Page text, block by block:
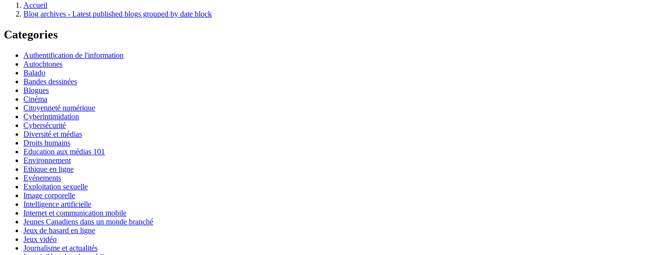
Accueil
Blog archives - Latest published blogs grouped by date block
Categories
Authentification de l'information
Autochtones
Balado
Bandes dessinées
Blogues
Cinéma
Citoyenneté numérique
Cyberintimidation
Cybersécurité
Diversité et médias
Droits humains
Education aux médias 101
Environnement
Ethique en ligne
Evénements
Exploitation sexuelle
Image corporelle
Intelligence artificielle
Internet et communication mobile
Jeunes Canadiens dans un monde branché
Jeux de hasard en ligne
Jeux vidéo
Journalisme et actualités